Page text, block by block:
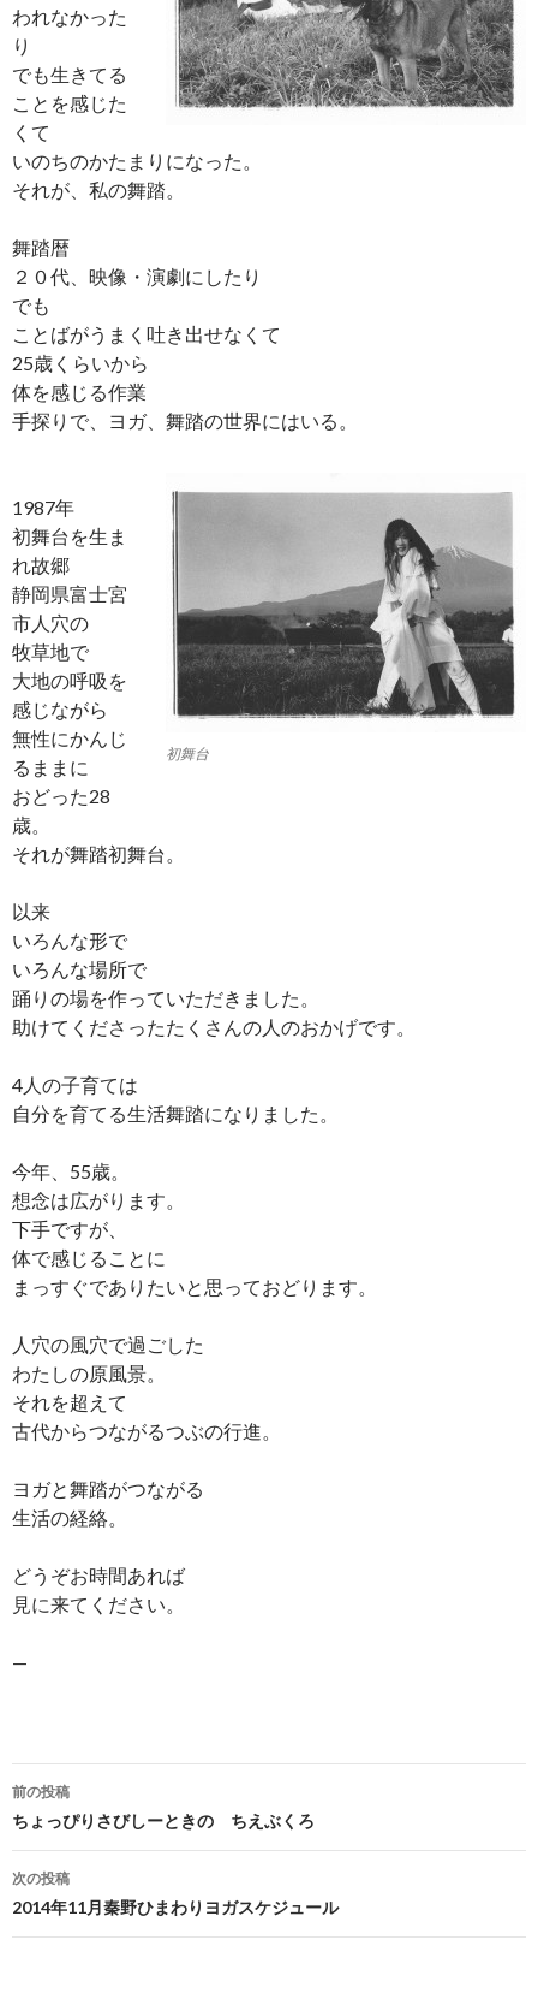
われなかった
り
でも生きてる
ことを感じた
くて
いのちのかたまりになった。
それが、私の舞踏。
舞踏暦
２０代、映像・演劇にしたり
でも
ことばがうまく吐き出せなくて
25歳くらいから
体を感じる作業
手探りで、ヨガ、舞踏の世界にはいる。
初舞台
1987年
初舞台を生ま
れ故郷
静岡県富士宮
市人穴の
牧草地で
大地の呼吸を
感じながら
無性にかんじ
るままに
おどった28
歳。
それが舞踏初舞台。
以来
いろんな形で
いろんな場所で
踊りの場を作っていただきました。
助けてくださったたくさんの人のおかげです。
4人の子育ては
自分を育てる生活舞踏になりました。
今年、55歳。
想念は広がります。
下手ですが、
体で感じることに
まっすぐでありたいと思っておどります。
人穴の風穴で過ごした
わたしの原風景。
それを超えて
古代からつながるつぶの行進。
ヨガと舞踏がつながる
生活の経絡。
どうぞお時間あれば
見に来てください。
—
投
稿
ナ
前の投稿
ちょっぴりさびしーときの ちえぶくろ
次の投稿
2014年11月秦野ひまわりヨガスケジュール